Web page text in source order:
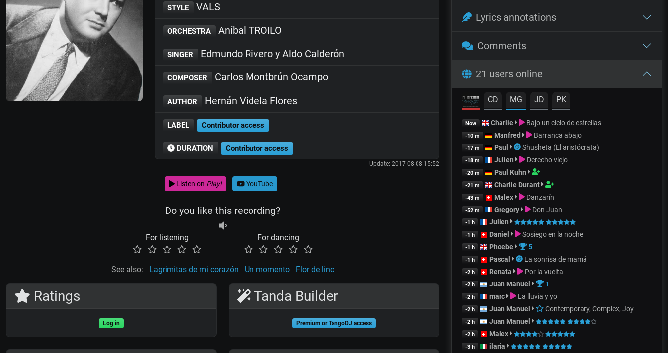
STYLE VALS
ORCHESTRA Aníbal TROILO
SINGER Edmundo Rivero y Aldo Calderón
COMPOSER Carlos Montbrún Ocampo
AUTHOR Hernán Videla Flores
LABEL Contributor access
DURATION Contributor access
Update: 2017-08-08 15:52
Listen on Play! YouTube
Do you like this recording?
For listening For dancing
See also: Lagrimitas de mi corazón Un momento Flor de lino
Ratings
Log in
Tanda Builder
Premium or TangoDJ access
Lyrics annotations
Comments
21 users online
CD MG JD PK
Now Charlie Bajo un cielo de estrellas
-10 m Manfred Barranca abajo
-17 m Paul Shusheta (El aristócrata)
-18 m Julien Derecho viejo
-20 m Paul Kuhn
-21 m Charlie Durant
-43 m Malex Danzarín
-52 m Gregory Don Juan
-1 h Julien
-1 h Daniel Sosiego en la noche
-1 h Phoebe 5
-1 h Pascal La sonrisa de mamá
-2 h Renata Por la vuelta
-2 h Juan Manuel 1
-2 h marc La lluvia y yo
-2 h Juan Manuel Contemporary, Complex, Joy
-2 h Juan Manuel
-2 h Malex
-3 h ilaria